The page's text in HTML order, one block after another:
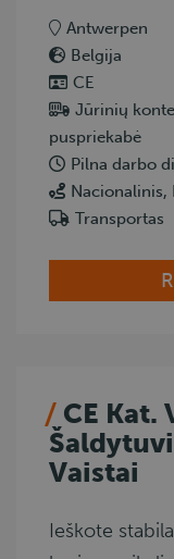
Antwerpen
Belgija
CE
Jūrinių
puspriekabė
Pilna darbo
Nacionalinis,
Transportas
CE Kat.
Vaistai
Ieškote